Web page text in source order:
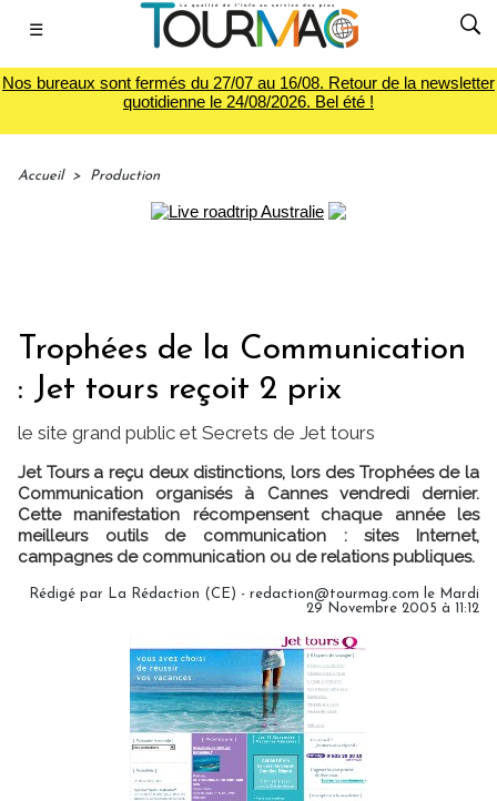
☰
Nos bureaux sont fermés du 27/07 au 16/08. Retour de la newsletter
quotidienne le 24/08/2026. Bel été !
Accueil > Production
Trophées de la Communication
: Jet tours reçoit 2 prix
le site grand public et Secrets de Jet tours
Jet Tours a reçu deux distinctions, lors des Trophées de la
Communication organisés à Cannes vendredi dernier.
Cette manifestation récompensent chaque année les
meilleurs outils de communication : sites Internet,
campagnes de communication ou de relations publiques.
Rédigé par La Rédaction (CE) - redaction@tourmag.com le Mardi
29 Novembre 2005 à 11:12